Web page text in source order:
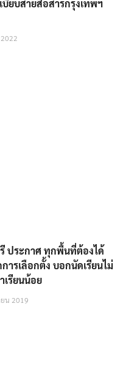
บียบสายสื่อสารกรุงเทพฯ
ประกาศ ทุกพื้นที่ต้องได้
ารเลือกตั้ง บอกนัดเรียนไม่
เรียนน้อย
น 2019